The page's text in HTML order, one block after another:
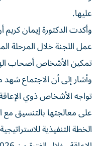
عليها.
وأكدت الدكتورة إيمان
عمل اللجنة خلال المرحلة
تمكين الأشخاص أصحاب
وأشار إلى أن الاجتماع شهد
تواجه الأشخاص ذوي الإعاقة
على معالجتها بالتنسيق
الخطة التنفيذية